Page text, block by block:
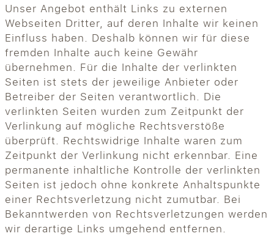
Unser Angebot enthält Links zu externen
Webseiten Dritter, auf deren Inhalte wir keinen
Einfluss haben. Deshalb können wir für diese
fremden Inhalte auch keine Gewähr
übernehmen. Für die Inhalte der verlinkten
Seiten ist stets der jeweilige Anbieter oder
Betreiber der Seiten verantwortlich. Die
verlinkten Seiten wurden zum Zeitpunkt der
Verlinkung auf mögliche Rechtsverstöße
überprüft. Rechtswidrige Inhalte waren zum
Zeitpunkt der Verlinkung nicht erkennbar. Eine
permanente inhaltliche Kontrolle der verlinkten
Seiten ist jedoch ohne konkrete Anhaltspunkte
einer Rechtsverletzung nicht zumutbar. Bei
Bekanntwerden von Rechtsverletzungen werden
wir derartige Links umgehend entfernen.